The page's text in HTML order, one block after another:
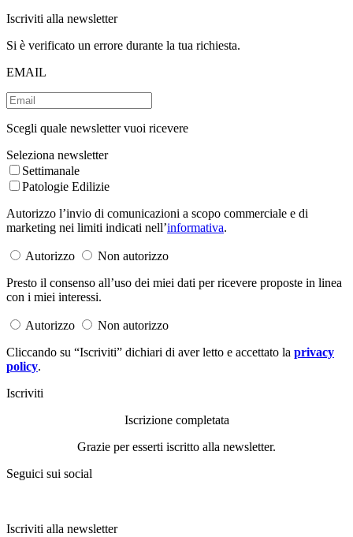
Iscriviti alla newsletter
Si è verificato un errore durante la tua richiesta.
EMAIL
Scegli quale newsletter vuoi ricevere
Seleziona newsletter
Settimanale
Patologie Edilizie
Autorizzo l’invio di comunicazioni a scopo commerciale e di
marketing nei limiti indicati nell’informativa.
Autorizzo
Non autorizzo
Presto il consenso all’uso dei miei dati per ricevere proposte in linea
con i miei interessi.
Autorizzo
Non autorizzo
Cliccando su “Iscriviti” dichiari di aver letto e accettato la privacy
policy.
Iscriviti
Iscrizione completata
Grazie per esserti iscritto alla newsletter.
Seguici sui social
Iscriviti alla newsletter